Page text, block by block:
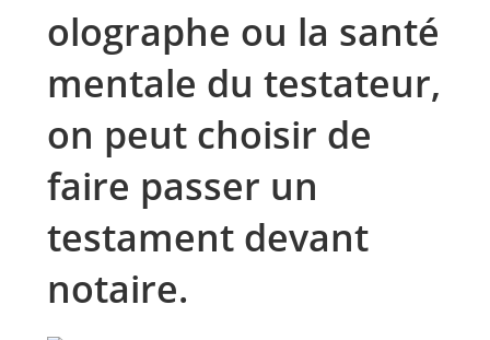
olographe ou la santé
mentale du testateur,
on peut choisir de
faire passer un
testament devant
notaire.